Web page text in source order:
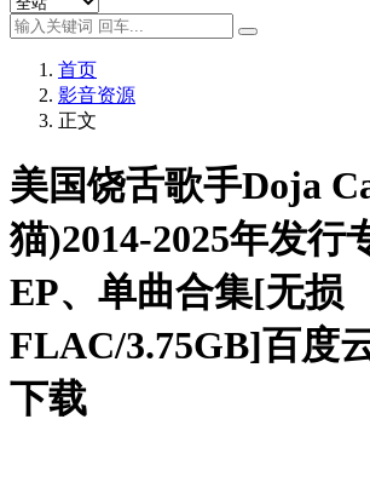
首页
影音资源
正文
美国饶舌歌手Doja
猫)2014-2025年发行
EP、单曲合集[无损
FLAC/3.75GB]百度
下载